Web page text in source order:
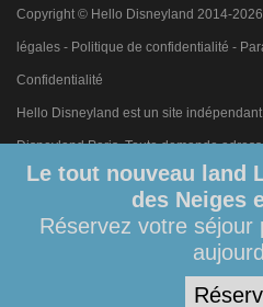
Copyright © Hello Disneyland 2014-
légales - Politique de confidentialité -
Confidentialité
Hello Disneyland est un site
Disneyland Paris. Toute demande
ignorée. Merci de votre compréhension.
Le tout nouveau land
des Neiges
Réservez votre séjour